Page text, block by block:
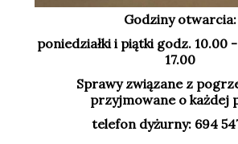
Godziny otwarcia:
poniedziałki i piątki godz. 10.00
17.00
Sprawy związane z
przyjmowane o każdej
telefon dyżurny: 694